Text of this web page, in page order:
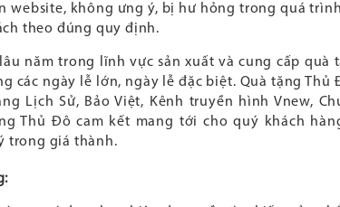
website, không ưng ý, bị hư hỏng trong quá
theo đúng quy định.
năm trong lĩnh vực sản xuất và cung cấp
các ngày lễ lớn, ngày lễ đặc biệt. Quà tặng
Lịch Sử, Bảo Việt, Kênh truyền hình Vnew,
Thủ Đô cam kết mang tới cho quý khách
trong giá thành.